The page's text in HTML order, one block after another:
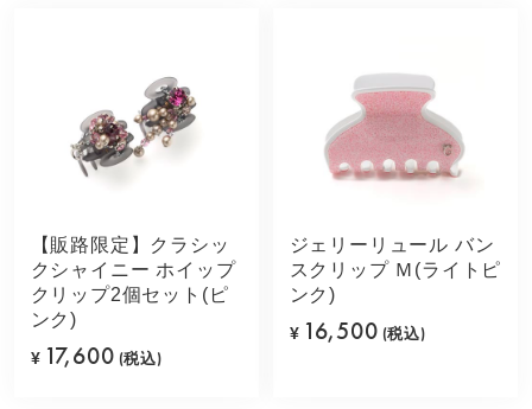
【販路限定】クラシッ
クシャイニー ホイップ
クリップ2個セット(ピ
ンク)
¥ 17,600 (税込)
ジェリーリュール バン
スクリップ Ｍ(ライトピ
ンク)
¥ 16,500 (税込)